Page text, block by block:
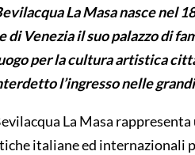
La Masa nasce nel
di Venezia il suo palazzo di
per la cultura artistica
l’ingresso nelle
La Masa
italiane ed internazionali